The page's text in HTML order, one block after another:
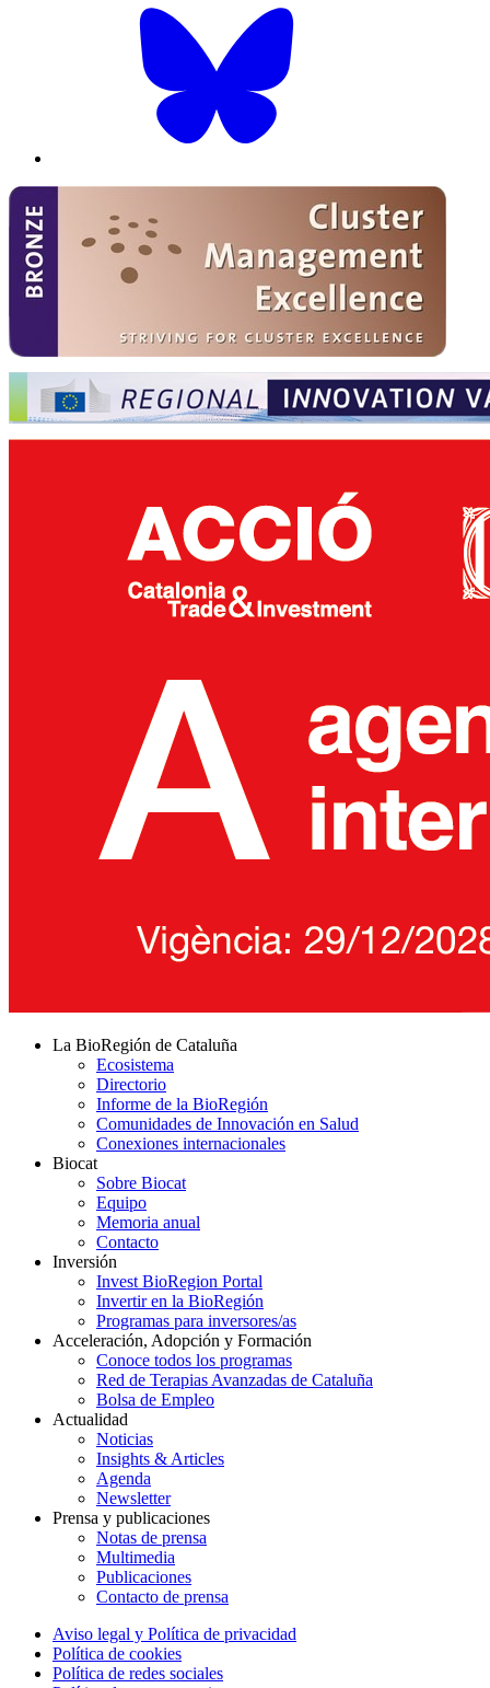
La BioRegión de Cataluña
Ecosistema
Directorio
Informe de la BioRegión
Comunidades de Innovación en Salud
Conexiones internacionales
Biocat
Sobre Biocat
Equipo
Memoria anual
Contacto
Inversión
Invest BioRegion Portal
Invertir en la BioRegión
Programas para inversores/as
Acceleración, Adopción y Formación
Conoce todos los programas
Red de Terapias Avanzadas de Cataluña
Bolsa de Empleo
Actualidad
Noticias
Insights & Articles
Agenda
Newsletter
Prensa y publicaciones
Notas de prensa
Multimedia
Publicaciones
Contacto de prensa
Aviso legal y Política de privacidad
Política de cookies
Política de redes sociales